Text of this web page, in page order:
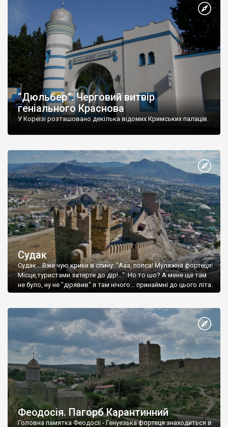
“Дюльбер”. Черговий витвір
геніального Краснова
У Кореїзі розташовано декілька відомих Кримських палаців.
Судак
Судак... Вже чую крики в спину: "Ааа, попса! Муляжна фортеця!
Місце,туристами затерте до дір!..." Но то шо? А мене ще там
не було, ну не "дірявив" я там нічого... принаймні до цього літа.
Феодосія. Пагорб Карантинний
Головна памятка Феодосії - Генуезька фортеця знаходиться в